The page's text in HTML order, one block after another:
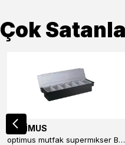
Çok
OPTİMUS
optimus mutfak supermıkser Bar Konteyner 6'lı 50×16×9 cm Kapaklı Polikarbon Organizer Bar & Kafe